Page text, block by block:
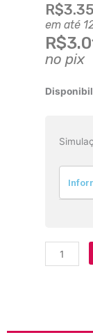
R$
em até
R$
no pix
Lente
28mm
Mount